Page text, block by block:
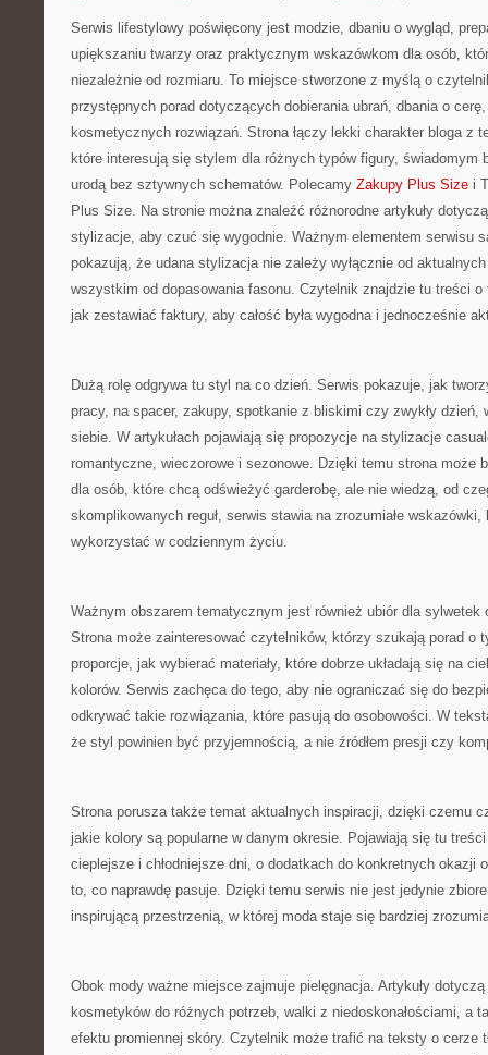
Serwis lifestylowy poświęcony jest modzie, dbaniu o wygląd,
upiększaniu twarzy oraz praktycznym wskazówkom dla osób,
niezależnie od rozmiaru. To miejsce stworzone z myślą o
przystępnych porad dotyczących dobierania ubrań, dbania o
kosmetycznych rozwiązań. Strona łączy lekki charakter bloga z
które interesują się stylem dla różnych typów figury, świadomym
urodą bez sztywnych schematów. Polecamy Zakupy Plus Size i
Plus Size. Na stronie można znaleźć różnorodne artykuły
stylizacje, aby czuć się wygodnie. Ważnym elementem serwisu
pokazują, że udana stylizacja nie zależy wyłącznie od
wszystkim od dopasowania fasonu. Czytelnik znajdzie tu treści
jak zestawiać faktury, aby całość była wygodna i jednocześnie
Dużą rolę odgrywa tu styl na co dzień. Serwis pokazuje, jak
pracy, na spacer, zakupy, spotkanie z bliskimi czy zwykły
siebie. W artykułach pojawiają się propozycje na stylizacje
romantyczne, wieczorowe i sezonowe. Dzięki temu strona może
dla osób, które chcą odświeżyć garderobę, ale nie wiedzą, od
skomplikowanych reguł, serwis stawia na zrozumiałe wskazówki,
wykorzystać w codziennym życiu.
Ważnym obszarem tematycznym jest również ubiór dla sylwetek
Strona może zainteresować czytelników, którzy szukają porad o
proporcje, jak wybierać materiały, które dobrze układają się na
kolorów. Serwis zachęca do tego, aby nie ograniczać się do
odkrywać takie rozwiązania, które pasują do osobowości. W
że styl powinien być przyjemnością, a nie źródłem presji czy
Strona porusza także temat aktualnych inspiracji, dzięki czemu
jakie kolory są popularne w danym okresie. Pojawiają się tu
cieplejsze i chłodniejsze dni, o dodatkach do konkretnych okazji
to, co naprawdę pasuje. Dzięki temu serwis nie jest jedynie
inspirującą przestrzenią, w której moda staje się bardziej
Obok mody ważne miejsce zajmuje pielęgnacja. Artykuły
kosmetyków do różnych potrzeb, walki z niedoskonałościami, a
efektu promiennej skóry. Czytelnik może trafić na teksty o cerze